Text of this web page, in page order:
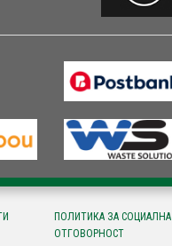
ПОЛИТИКА ЗА СОЦИАЛНА
ОТГОВОРНОСТ